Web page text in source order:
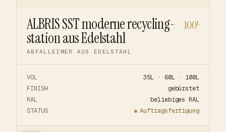
ALBRIS SST moderne recycling-
station aus Edelstahl
ABFALLEIMER AUS EDELSTAHL
100L
VOL
35L · 60L · 100L
FINISH
gebürstet
RAL
beliebiges RAL
STATUS
Auftragsfertigung